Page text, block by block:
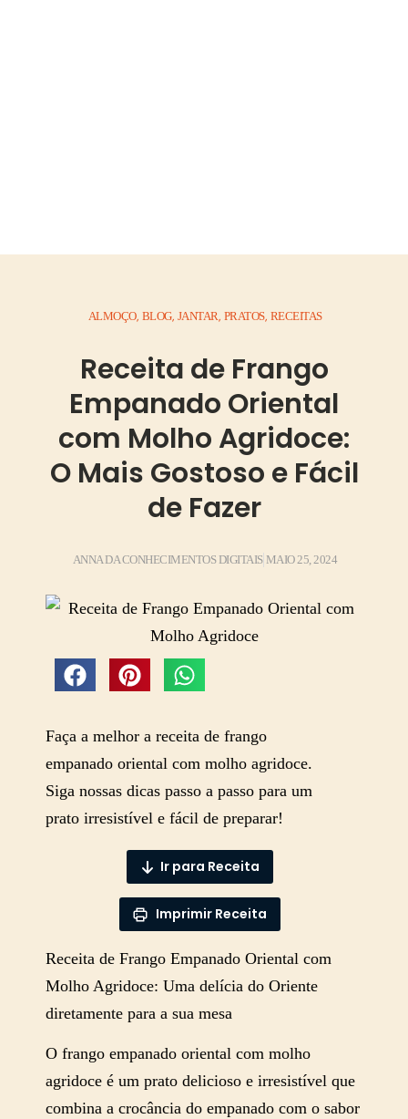
ALMOÇO, BLOG, JANTAR, PRATOS, RECEITAS
Receita de Frango
Empanado Oriental
com Molho Agridoce:
O Mais Gostoso e Fácil
de Fazer
ANNA DA CONHECIMENTOS DIGITAIS MAIO 25, 2024
Faça a melhor a receita de frango
empanado oriental com molho agridoce.
Siga nossas dicas passo a passo para um
prato irresistível e fácil de preparar!
Ir para Receita
Imprimir Receita
Receita de Frango Empanado Oriental com
Molho Agridoce: Uma delícia do Oriente
diretamente para a sua mesa
O frango empanado oriental com molho
agridoce é um prato delicioso e irresistível que
combina a crocância do empanado com o sabor